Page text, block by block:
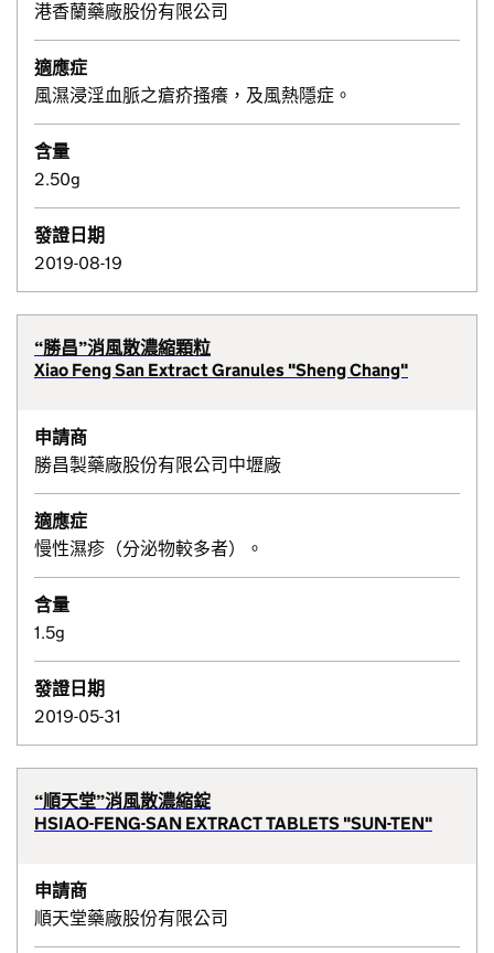
港香蘭藥廠股份有限公司
適應症
風濕浸淫血脈之瘡疥搔癢，及風熱隱症。
含量
2.50g
發證日期
2019-08-19
“勝昌”消風散濃縮顆粒
Xiao Feng San Extract Granules "Sheng Chang"
申請商
勝昌製藥廠股份有限公司中壢廠
適應症
慢性濕疹（分泌物較多者）。
含量
1.5g
發證日期
2019-05-31
“順天堂”消風散濃縮錠
HSIAO-FENG-SAN EXTRACT TABLETS "SUN-TEN"
申請商
順天堂藥廠股份有限公司